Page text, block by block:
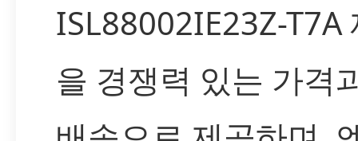
ISL88002IE23Z-T7A
을 경쟁력 있는 가격